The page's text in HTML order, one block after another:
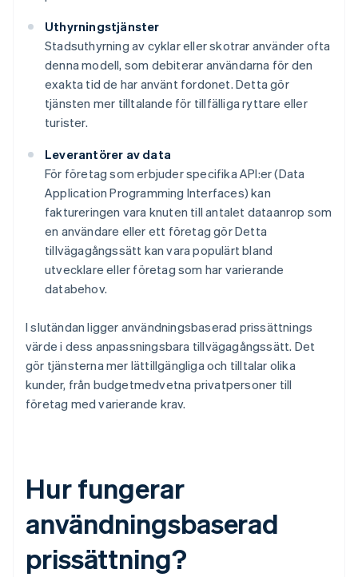
Uthyrningstjänster
Stadsuthyrning av cyklar eller skotrar använder ofta
denna modell, som debiterar användarna för den
exakta tid de har använt fordonet. Detta gör
tjänsten mer tilltalande för tillfälliga ryttare eller
turister.
Leverantörer av data
För företag som erbjuder specifika API:er (Data
Application Programming Interfaces) kan
faktureringen vara knuten till antalet dataanrop som
en användare eller ett företag gör Detta
tillvägagångssätt kan vara populärt bland
utvecklare eller företag som har varierande
databehov.
I slutändan ligger användningsbaserad prissättnings
värde i dess anpassningsbara tillvägagångssätt. Det
gör tjänsterna mer lättillgängliga och tilltalar olika
kunder, från budgetmedvetna privatpersoner till
företag med varierande krav.
Hur fungerar
användningsbaserad
prissättning?